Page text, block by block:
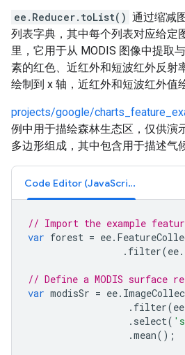
ee.Reducer.toList() 通过缩减
列表字典，其中每个列表对应给定
里，它用于从 MODIS 图像中提取
素的红色、近红外和短波红外反射
绘制到 x 轴，近红外和短波红外值
projects/google/
例中用于描绘森林生态区，仅供演
多边形组成，其中包含用于描述气
Code Editor (JavaScript)
// Import the example
var forest = ee.
. filter(ee.
// Define a MODIS surface
var modisSr = ee.
. filter(ee
. select(
.mean();